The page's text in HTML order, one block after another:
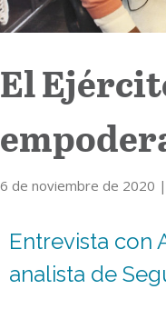
El
6 de noviembre de 2020
Entrevista con
analista de